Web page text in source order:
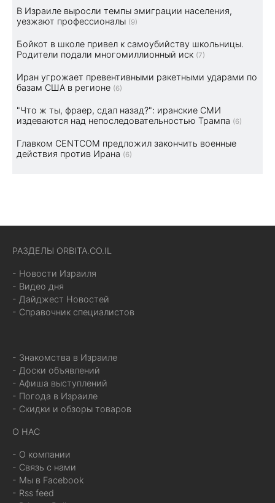
В Израиле выросли темпы эмиграции населения,
уезжают профессионалы (9)
Бойкот в школе привел к самоубийству школьницы.
Родители подали многомиллионный иск (7)
Иран угрожает превентивными ракетными ударами по
базам США в регионе (6)
"Что ж ты, фраер, сдал назад?": иранские СМИ
издеваются над непоследовательностью Трампа (6)
Главком CENTCOM предложил закончить военные
действия против Ирана (6)
РАЗДЕЛЫ ORBITA.CO.IL
- Новости Израиля
- Видео дня
- Дайджест Новостей
- Справочник специалистов
- Знакомства в Израиле
- Доски объявлений
- Афиша выступлений
- Погода в Израиле
- Скидки и обзоры товаров
О НАС
- О компании
- Связь с нами
- Мы в Facebook
- Rss feed